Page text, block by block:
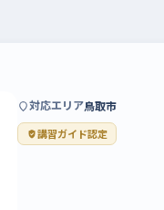
対応エリア鳥取市
講習ガイド認定